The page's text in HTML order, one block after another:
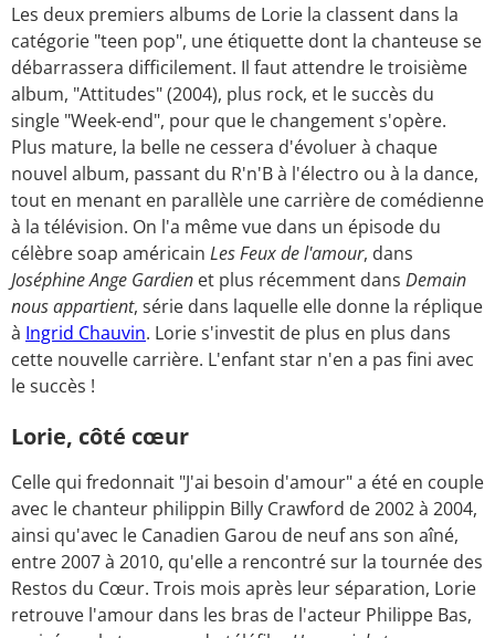
Les deux premiers albums de Lorie la classent dans la
catégorie "teen pop", une étiquette dont la chanteuse se
débarrassera difficilement. Il faut attendre le troisième
album, "Attitudes" (2004), plus rock, et le succès du
single "Week-end", pour que le changement s'opère.
Plus mature, la belle ne cessera d'évoluer à chaque
nouvel album, passant du R'n'B à l'électro ou à la dance,
tout en menant en parallèle une carrière de comédienne
à la télévision. On l'a même vue dans un épisode du
célèbre soap américain Les Feux de l'amour, dans
Joséphine Ange Gardien et plus récemment dans Demain
nous appartient, série dans laquelle elle donne la réplique
à Ingrid Chauvin. Lorie s'investit de plus en plus dans
cette nouvelle carrière. L'enfant star n'en a pas fini avec
le succès !
Lorie, côté cœur
Celle qui fredonnait "J'ai besoin d'amour" a été en couple
avec le chanteur philippin Billy Crawford de 2002 à 2004,
ainsi qu'avec le Canadien Garou de neuf ans son aîné,
entre 2007 à 2010, qu'elle a rencontré sur la tournée des
Restos du Cœur. Trois mois après leur séparation, Lorie
retrouve l'amour dans les bras de l'acteur Philippe Bas,